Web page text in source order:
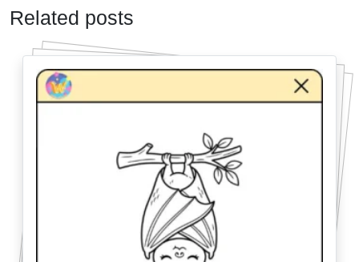
Related posts